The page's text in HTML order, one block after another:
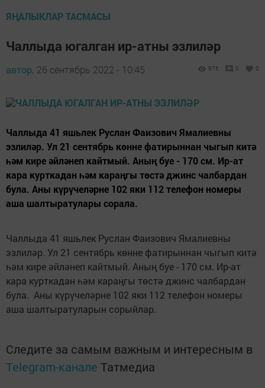
ЯҢАЛЫКЛАР ТАСМАСЫ
Чаллыда югалган ир-атны эзлиләр
автор, 26 сентябрь 2022 - 10:45 976 0 0
Чаллыда 41 яшьлек Руслан Фаизович Ямалиевны
эзлиләр. Ул 21 сентябрь көнне фатирыннан чыгып китә
һәм кире әйләнеп кайтмый. Аның буе - 170 см. Ир-ат
кара курткадан һәм караңгы төстә джинс чалбардан
була. Аны күрүчеләрне 102 яки 112 телефон номеры
аша шалтыратулары сорала.
Чаллыда 41 яшьлек Руслан Фаизович Ямалиевны
эзлиләр. Ул 21 сентябрь көнне фатирыннан чыгып китә
һәм кире әйләнеп кайтмый. Аның буе - 170 см. Ир-ат
кара курткадан һәм караңгы төстә джинс чалбардан
була. Аны күрүчеләрне 102 яки 112 телефон номеры
аша шалтыратуларын сорыйлар.
Следите за самым важным и интересным в
Telegram-канале Татмедиа